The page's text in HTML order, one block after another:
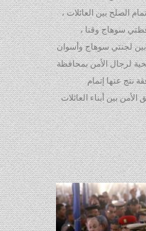
الصلح بين العائلات ،
سوهاج وقنا ،
لجنتي سوهاج وأسوان
لرجال الأمن بمحافظة
عنها إتمام
بين أبناء العائلات